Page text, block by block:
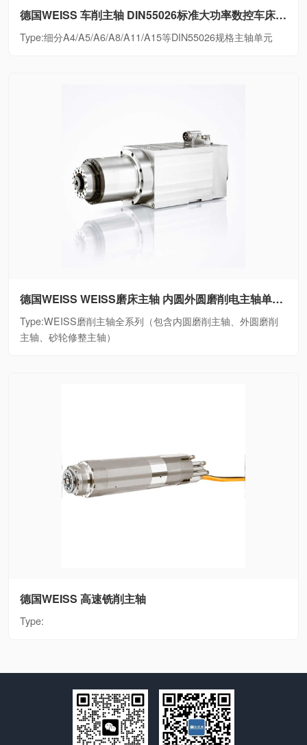
德国WEISS 车削主轴 DIN55026标准大功率数控车床电主轴细分A4/A5/A6/A8/A11/A15等DIN55026规格主轴单元
Type:细分A4/A5/A6/A8/A11/A15等DIN55026规格主轴单元
德国WEISS WEISS磨床主轴 内圆外圆磨削电主轴单元WEISS磨削主轴全系列（包含内圆磨削主轴、外圆磨削主轴、砂轮修整主轴）
Type:WEISS磨削主轴全系列（包含内圆磨削主轴、外圆磨削
主轴、砂轮修整主轴）
德国WEISS 高速铣削主轴
Type: